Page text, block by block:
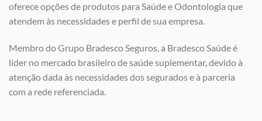
oferece opções de produtos para Saúde e Odontologia que
atendem às necessidades e perfil de sua empresa.
Membro do Grupo Bradesco Seguros, a Bradesco Saúde é
líder no mercado brasileiro de saúde suplementar, devido à
atenção dada às necessidades dos segurados e à parceria
com a rede referenciada.